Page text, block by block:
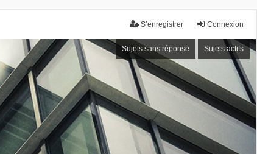
Connexion
S’enregistrer
Sujets sans réponse Sujets actifs